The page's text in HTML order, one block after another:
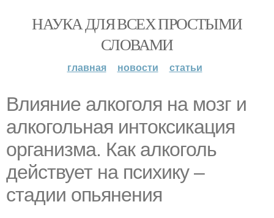
НАУКА ДЛЯ ВСЕХ ПРОСТЫМИ
СЛОВАМИ
главная новости статьи
Влияние алкоголя на мозг и
алкогольная интоксикация
организма. Как алкоголь
действует на психику –
стадии опьянения